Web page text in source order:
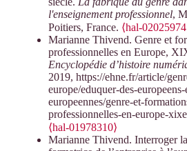
l'enseignement professionnel,
Poitiers, France. ⟨hal-
Marianne Thivend. Genre et
professionnelles en Europe,
Encyclopédie d’histoire
2019, https://ehne.fr/article/
europe/eduquer-des-europeens-
europeennes/genre-et-
professionnelles-en-europe-
⟨hal-01978310⟩
Marianne Thivend. Interroger